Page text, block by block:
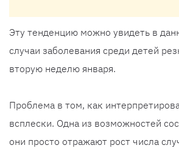
Эту тенденцию можно увидеть в
случаи заболевания среди детей
вторую неделю января.
Проблема в том, как
всплески. Одна из возможностей
они просто отражают рост числа